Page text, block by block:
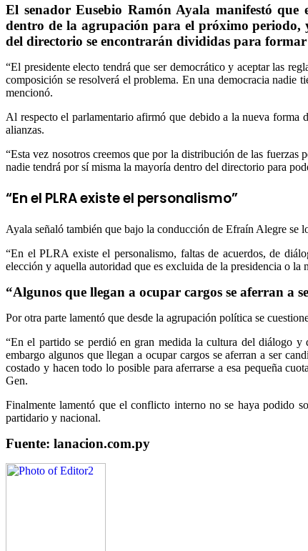
El senador Eusebio Ramón Ayala manifestó
dentro de la agrupación para el próximo periodo,
del directorio se encontrarán divididas para
“El presidente electo tendrá que ser democrático y aceptar las
composición se resolverá el problema. En una democracia nadie
mencionó.
Al respecto el parlamentario afirmó que debido a la nueva
alianzas.
“Esta vez nosotros creemos que por la distribución de las fuerzas
nadie tendrá por sí misma la mayoría dentro del directorio para
“En el PLRA existe el personalismo”
Ayala señaló también que bajo la conducción de Efraín Alegre se
“En el PLRA existe el personalismo, faltas de acuerdos, de
elección y aquella autoridad que es excluida de la presidencia o
“Algunos que llegan a ocupar cargos se aferran a
Por otra parte lamentó que desde la agrupación política se
“En el partido se perdió en gran medida la cultura del diálogo y
embargo algunos que llegan a ocupar cargos se aferran a ser
costado y hacen todo lo posible para aferrarse a esa pequeña
Gen.
Finalmente lamentó que el conflicto interno no se haya podido
partidario y nacional.
Fuente: lanacion.com.py